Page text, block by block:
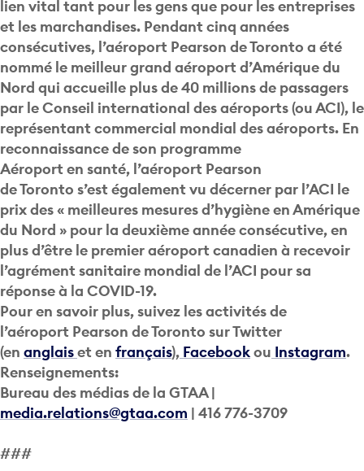
lien vital tant pour les gens que pour les entreprises
et les marchandises. Pendant cinq années
consécutives, l’aéroport Pearson de Toronto a été
nommé le meilleur grand aéroport d’Amérique du
Nord qui accueille plus de 40 millions de passagers
par le Conseil international des aéroports (ou ACI), le
représentant commercial mondial des aéroports. En
reconnaissance de son programme
Aéroport en santé, l’aéroport Pearson
de Toronto s’est également vu décerner par l’ACI le
prix des « meilleures mesures d’hygiène en Amérique
du Nord » pour la deuxième année consécutive, en
plus d’être le premier aéroport canadien à recevoir
l’agrément sanitaire mondial de l’ACI pour sa
réponse à la COVID-19.
Pour en savoir plus, suivez les activités de
l’aéroport Pearson de Toronto sur Twitter
(en anglaiset en français), Facebookou Instagram.
Renseignements:
Bureau des médias de la GTAA |
media.relations@gtaa.com | 416 776-3709
###